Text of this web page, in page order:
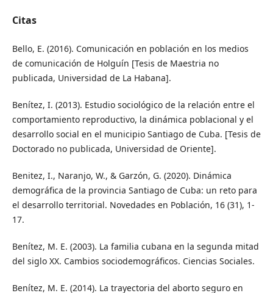
Citas
Bello, E. (2016). Comunicación en población en los medios
de comunicación de Holguín [Tesis de Maestria no
publicada, Universidad de La Habana].
Benítez, I. (2013). Estudio sociológico de la relación entre el
comportamiento reproductivo, la dinámica poblacional y el
desarrollo social en el municipio Santiago de Cuba. [Tesis de
Doctorado no publicada, Universidad de Oriente].
Benitez, I., Naranjo, W., & Garzón, G. (2020). Dinámica
demográfica de la provincia Santiago de Cuba: un reto para
el desarrollo territorial. Novedades en Población, 16 (31), 1-
17.
Benítez, M. E. (2003). La familia cubana en la segunda mitad
del siglo XX. Cambios sociodemográficos. Ciencias Sociales.
Benítez, M. E. (2014). La trayectoria del aborto seguro en